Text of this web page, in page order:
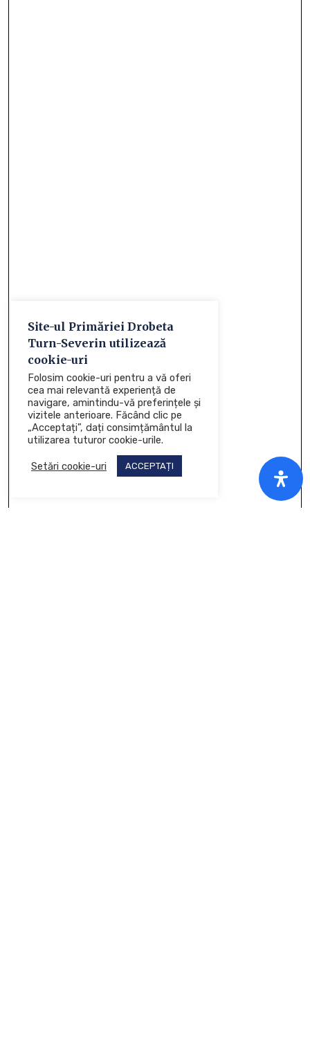
Site-ul Primăriei Drobeta
Turn-Severin utilizează
cookie-uri
Folosim cookie-uri pentru a vă oferi
cea mai relevantă experiență de
navigare, amintindu-vă preferințele și
vizitele anterioare. Făcând clic pe
„Acceptați”, dați consimțământul la
utilizarea tuturor cookie-urile.
Setări cookie-uri ACCEPTAȚI